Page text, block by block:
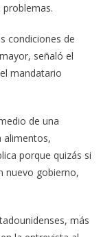
condiciones de
señaló el
mandatario
de una
alimentos,
porque quizás si
nuevo gobierno,
más